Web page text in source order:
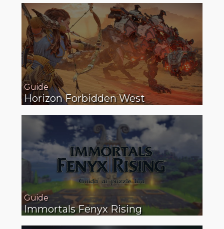
Guide
Horizon Forbidden West
Guide
Immortals Fenyx Rising